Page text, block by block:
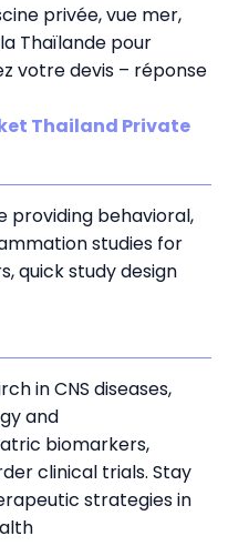
privée, vue mer,
Thaïlande pour
votre devis – réponse
Thailand Private
providing behavioral,
studies for
quick study design
in CNS diseases,
and
biomarkers,
clinical trials. Stay
strategies in